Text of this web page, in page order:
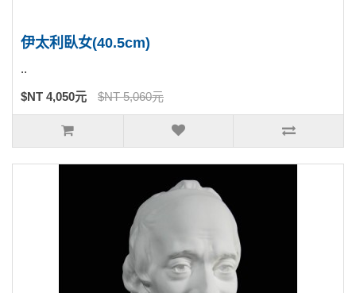
伊太利臥女(40.5cm)
..
$NT 4,050元 $NT 5,060元